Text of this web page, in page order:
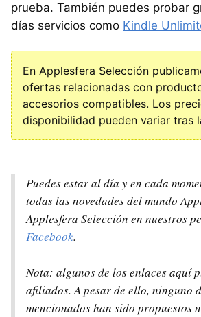
prueba. También puedes probar
días servicios como Kindle
En Applesfera Selección
ofertas relacionadas con
accesorios compatibles. Los
disponibilidad pueden variar tras
Puedes estar al día y en cada
todas las novedades del mundo
Applesfera Selección en nuestros
Facebook.
Nota: algunos de los enlaces aquí
afiliados. A pesar de ello, ninguno
mencionados han sido propuestos